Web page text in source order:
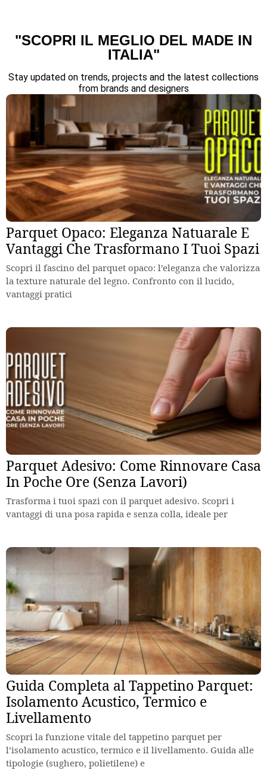
"SCOPRI IL MEGLIO DEL MADE IN
ITALIA"
Stay updated on trends, projects and the latest collections
from brands and designers
Parquet Opaco: Eleganza Natuarale E
Vantaggi Che Trasformano I Tuoi Spazi
Scopri il fascino del parquet opaco: l’eleganza che valorizza
la texture naturale del legno. Confronto con il lucido,
vantaggi pratici
Parquet Adesivo: Come Rinnovare Casa
In Poche Ore (Senza Lavori)
Trasforma i tuoi spazi con il parquet adesivo. Scopri i
vantaggi di una posa rapida e senza colla, ideale per
Guida Completa al Tappetino Parquet:
Isolamento Acustico, Termico e
Livellamento
Scopri la funzione vitale del tappetino parquet per
l’isolamento acustico, termico e il livellamento. Guida alle
tipologie (sughero, polietilene) e